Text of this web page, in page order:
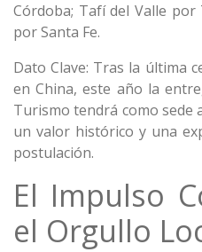
Córdoba; Tafí del Valle por
por Santa Fe.
Dato Clave: Tras la última
en China, este año la
Turismo tendrá como sede
un valor histórico y una
postulación.
El Impulso
el Orgullo